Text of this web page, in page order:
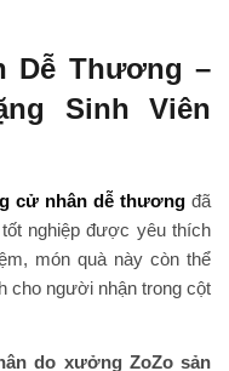
Dễ Thương –
Sinh Viên
cử nhân dễ thươngđã
nghiệp được yêu thích
món quà này còn thể
cho người nhận trong cột
do xưởng ZoZo sản